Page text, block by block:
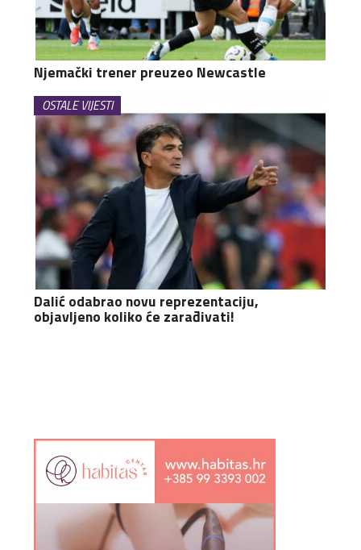
Njemački trener preuzeo Newcastle
OSTALE VIJESTI
Dalić odabrao novu reprezentaciju,
objavljeno koliko će zarađivati!